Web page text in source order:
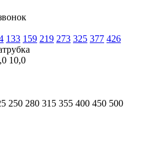
133 159 219 273 325 377 426
10,0
250 280 315 355 400 450 500